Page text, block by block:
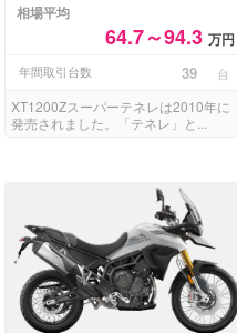
相場平均
64.7～94.3万円
年間取引台数 39 台
XT1200Zスーパーテネレは2010年に
発売されました。「テネレ」と...